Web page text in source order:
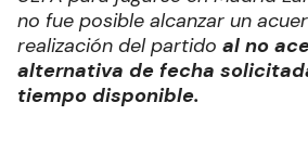
no fue posible alcanzar un
realización del partido al no
alternativa de fecha
tiempo disponible.